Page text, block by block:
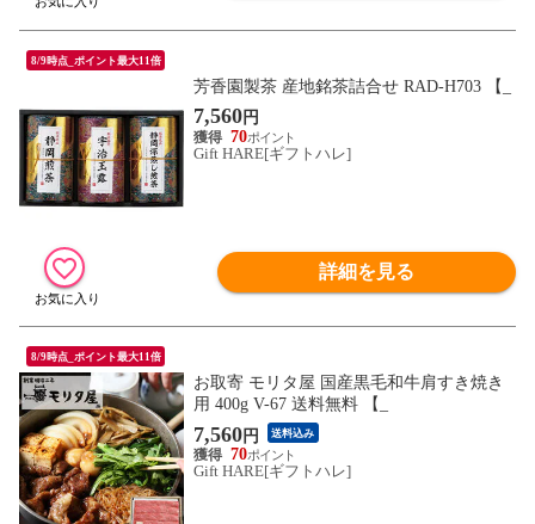
8/9時点_ポイント最大11倍
芳香園製茶 産地銘茶詰合せ RAD-H703 【_
7,560円
70
Gift HARE[ギフトハレ]
詳細を見る
8/9時点_ポイント最大11倍
お取寄 モリタ屋 国産黒毛和牛肩すき焼き
用 400g V-67 送料無料 【_
7,560円 送料込み
70
Gift HARE[ギフトハレ]